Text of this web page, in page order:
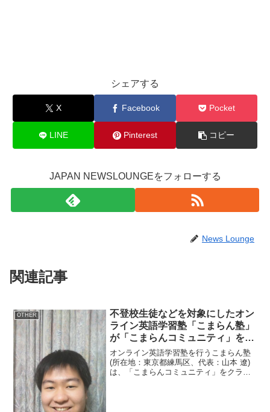
シェアする
X Facebook Pocket
LINE Pinterest コピー
JAPAN NEWSLOUNGEをフォローする
News Lounge
関連記事
OTHER
不登校生徒などを対象にしたオン
ライン英語学習塾「こまらん塾」
が「こまらんコミュニティ」を展
開 CAMPFIRE コミュニティに
て開始
オンライン英語学習塾を行うこまらん塾
(所在地：東京都練馬区、代表：山本 遼)
は、「こまらんコミュニティ」をクラウ